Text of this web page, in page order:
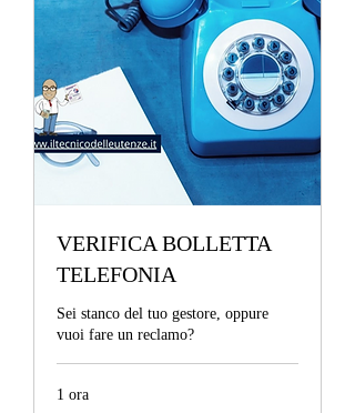
VERIFICA BOLLETTA
TELEFONIA
Sei stanco del tuo gestore, oppure
vuoi fare un reclamo?
1 ora